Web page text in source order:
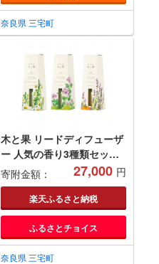
奈良県 三宅町
木と果 リードディフューザ
ー 人気の香り3種類セット
晴香堂 HARUKADO 天然精
油 100％ ルームフレグラン
ス 芳香剤 インテリア アロ
マ 天然香料 香り スティッ
ク リビング 玄関 ベッドル
ーム プレゼント ギフト
寄附金額： 27,000 円
楽天ふるさと納税
ふるさとチョイス
奈良県 三宅町